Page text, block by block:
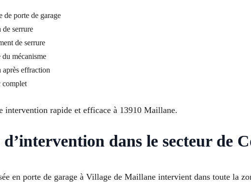
de porte de garage
de serrure
de serrure
mécanisme
après effraction
complet
intervention rapide et efficace à 13910 Maillane.
dans le secteur de
en porte de garage à Village de Maillane intervient dans toute la